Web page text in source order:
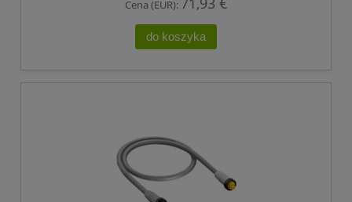
Cena (EUR):
do koszyka